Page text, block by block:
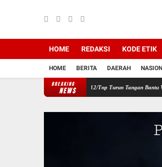
HOME REDAKSI KODE ETIK
HOME BERITA DAERAH
BREAKING
NEWS
Babinsa Koramil 12/Tnp Turun Tangan Bantu Warga Panen